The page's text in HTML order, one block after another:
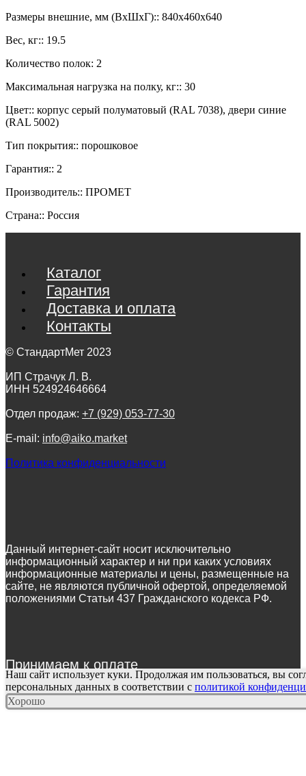
Размеры внешние, мм (ВхШхГ):: 840x460x640
Вес, кг:: 19.5
Количество полок: 2
Максимальная нагрузка на полку, кг:: 30
Цвет:: корпус серый полуматовый (RAL 7038), двери синие
(RAL 5002)
Тип покрытия:: порошковое
Гарантия:: 2
Производитель:: ПРОМЕТ
Страна:: Россия
Каталог
Гарантия
Доставка и оплата
Контакты
© СтандартМет 2023
ИП Страчук Л. В.
ИНН 524924646664
Отдел продаж: +7 (929) 053-77-30
E-mail: info@aiko.market
Политика конфиденциальности
Принимаем к оплате
Данный интернет-сайт носит исключительно
информационный характер и ни при каких условиях
информационные материалы и цены, размещенные на
сайте, не являются публичной офертой, определяемой
положениями Статьи 437 Гражданского кодекса РФ.
Наш сайт использует куки. Продолжая им пользоваться, вы
персональных данных в соответствии с политикой
Хорошо